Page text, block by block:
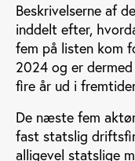
Beskrivelserne af
inddelt efter,
fem på listen kom
2024 og er
fire år ud i
De næste fem
fast statslig
alligevel statslige